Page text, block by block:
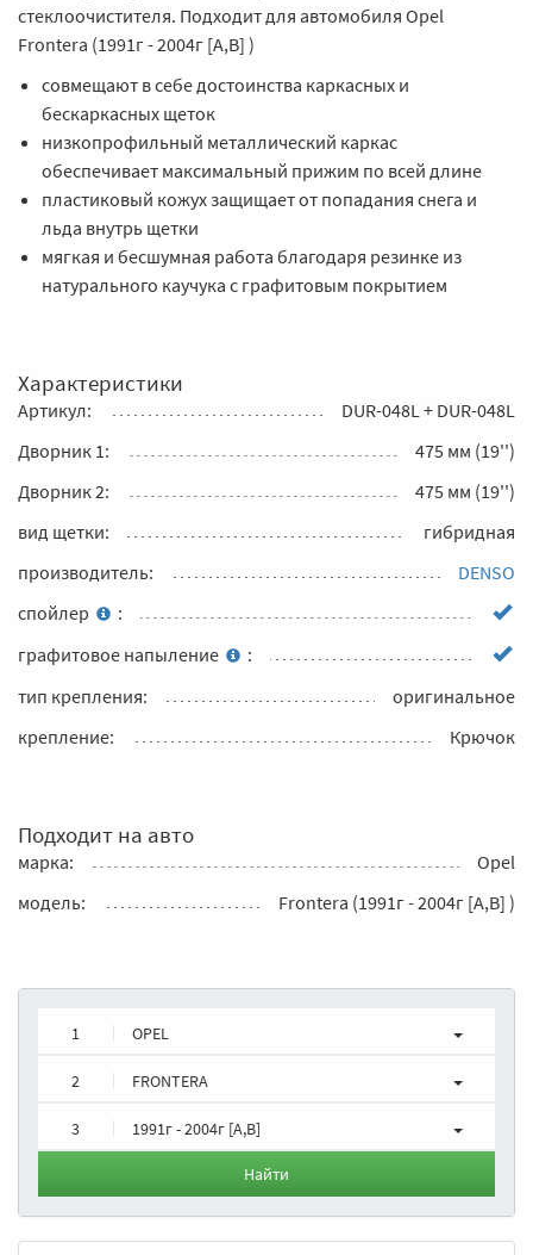
стеклоочистителя. Подходит для автомобиля Opel
Frontera (1991г - 2004г [A,B] )
совмещают в себе достоинства каркасных и
бескаркасных щеток
низкопрофильный металлический каркас
обеспечивает максимальный прижим по всей длине
пластиковый кожух защищает от попадания снега и
льда внутрь щетки
мягкая и бесшумная работа благодаря резинке из
натурального каучука с графитовым покрытием
Характеристики
Артикул:
DUR-048L + DUR-048L
Дворник 1:
475 мм (19'')
Дворник 2:
475 мм (19'')
вид щетки:
гибридная
производитель:
DENSO
спойлер
:
графитовое напыление
:
тип крепления:
оригинальное
крепление:
Крючок
Подходит на авто
марка:
Opel
модель:
Frontera (1991г - 2004г [A,B] )
1 OPEL
2 FRONTERA
3 1991г - 2004г [A,B]
Найти